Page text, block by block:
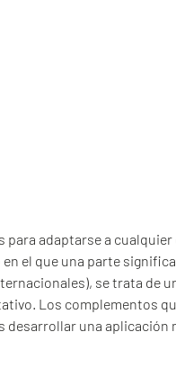
adaptarse a
el que una parte
se trata de
Los complementos
una aplicación